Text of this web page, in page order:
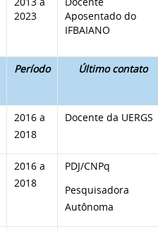
2023
Aposentado do
IFBAIANO
Período Último contato
2016 a
2018
Docente da UERGS
2016 a
2018
PDJ/CNPq
Pesquisadora
Autônoma